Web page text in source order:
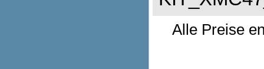
Alle Preise